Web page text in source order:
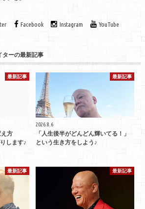
Facebook Instagram YouTube
ターの最新記事
最新記事
方
します♪
最新記事
2026.8.6
「人生後半がどんどん輝いてる！」
という生き方をしよう♪
最新記事 最新記事